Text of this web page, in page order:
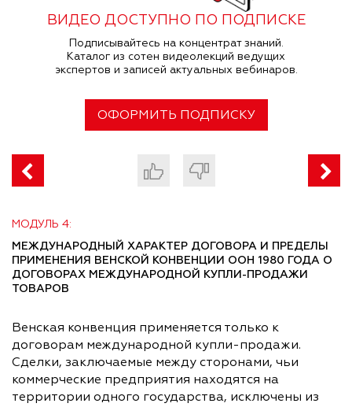
ВИДЕО ДОСТУПНО ПО ПОДПИСКЕ
Подписывайтесь на концентрат знаний.
Каталог из сотен видеолекций ведущих
экспертов и записей актуальных вебинаров.
ОФОРМИТЬ ПОДПИСКУ
МОДУЛЬ 4:
МЕЖДУНАРОДНЫЙ ХАРАКТЕР ДОГОВОРА И ПРЕДЕЛЫ
ПРИМЕНЕНИЯ ВЕНСКОЙ КОНВЕНЦИИ ООН 1980 ГОДА О
ДОГОВОРАХ МЕЖДУНАРОДНОЙ КУПЛИ-ПРОДАЖИ
ТОВАРОВ
Венская конвенция применяется только к
договорам международной купли-продажи.
Сделки, заключаемые между сторонами, чьи
коммерческие предприятия находятся на
территории одного государства, исключены из